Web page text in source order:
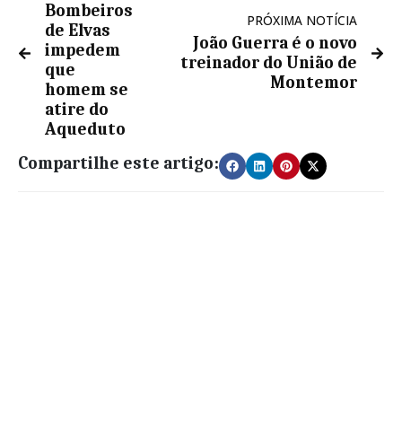
Bombeiros
de Elvas
impedem
que
homem se
atire do
Aqueduto
PRÓXIMA NOTÍCIA
João Guerra é o novo
treinador do União de
Montemor
Compartilhe este artigo: